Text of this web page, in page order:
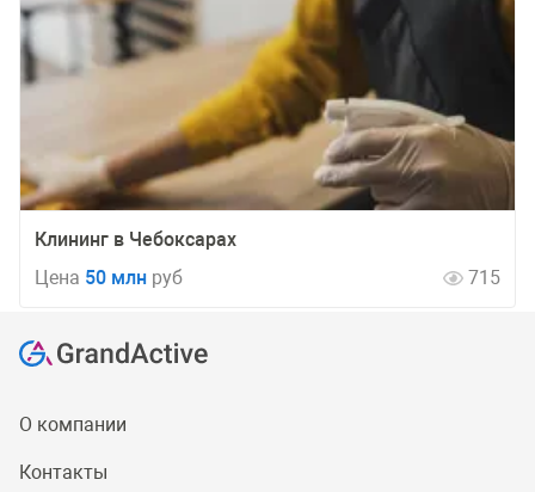
Клининг в Чебоксарах
Цена 50 млн руб 715
О компании
Контакты